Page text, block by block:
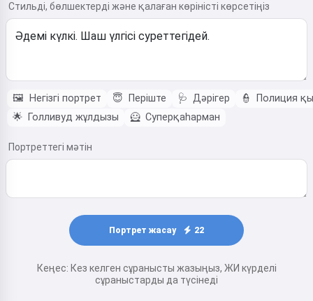
Стильді, бөлшектерді және қалаған көріністі көрсетіңіз
🖼️ Негізгі портрет 😇 Періште 🩺 Дәрігер 👮
Полиция
🌟 Голливуд жұлдызы 🦸 Суперқаһарман
Портреттегі мәтін
Портрет жасау 22
Кеңес: Кез келген сұранысты жазыңыз, ЖИ күрделі
сұраныстарды да түсінеді